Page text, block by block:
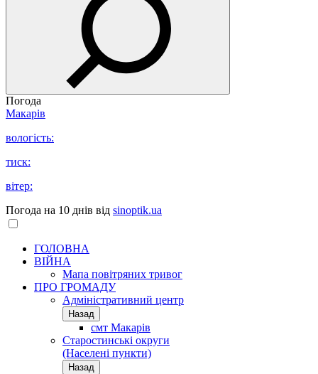
Погода
Макарів
вологість:
тиск:
вітер:
Погода на 10 днів від sinoptik.ua
ГОЛОВНА
ВІЙНА
Мапа повітряних тривог
ПРО ГРОМАДУ
Aдміністративний центр
Назад
смт Макарів
Старостинські округи
(Населені пункти)
Назад